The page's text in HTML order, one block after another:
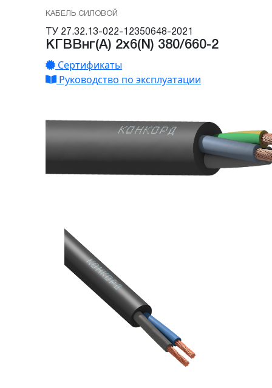
КАБЕЛЬ СИЛОВОЙ
ТУ 27.32.13-022-12350648-2021
КГВВнг(А) 2х6(N) 380/660-2
Сертификаты
Руководство по эксплуатации